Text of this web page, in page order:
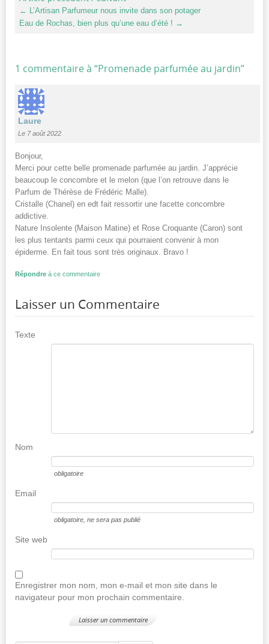
← L’Artisan Parfumeur nous invite dans son potager
Eau de Rochas, bien plus qu’une eau d’été ! →
1 commentaire à “Promenade parfumée au jardin”
Laure
Le 7 août 2022
Bonjour,
Merci pour cette belle promenade parfumée au jardin. J’apprécie
beaucoup le concombre et le melon (que l’on retrouve dans le
Parfum de Thérèse de Frédéric Malle).
Cristalle (Chanel) en edt fait ressortir une facette concombre
addictive.
Nature Insolente (Maison Matine) et Rose Croquante (Caron) sont
les plus tentants parmi ceux qui pourraient convenir à mon
épiderme. En fait tous sont très originaux. Bravo !
Répondre à ce commentaire
Laisser un Commentaire
Texte
Nom
obligatoire
Email
obligatoire , ne sera pas publié
Site web
Enregistrer mon nom, mon e-mail et mon site dans le
navigateur pour mon prochain commentaire.